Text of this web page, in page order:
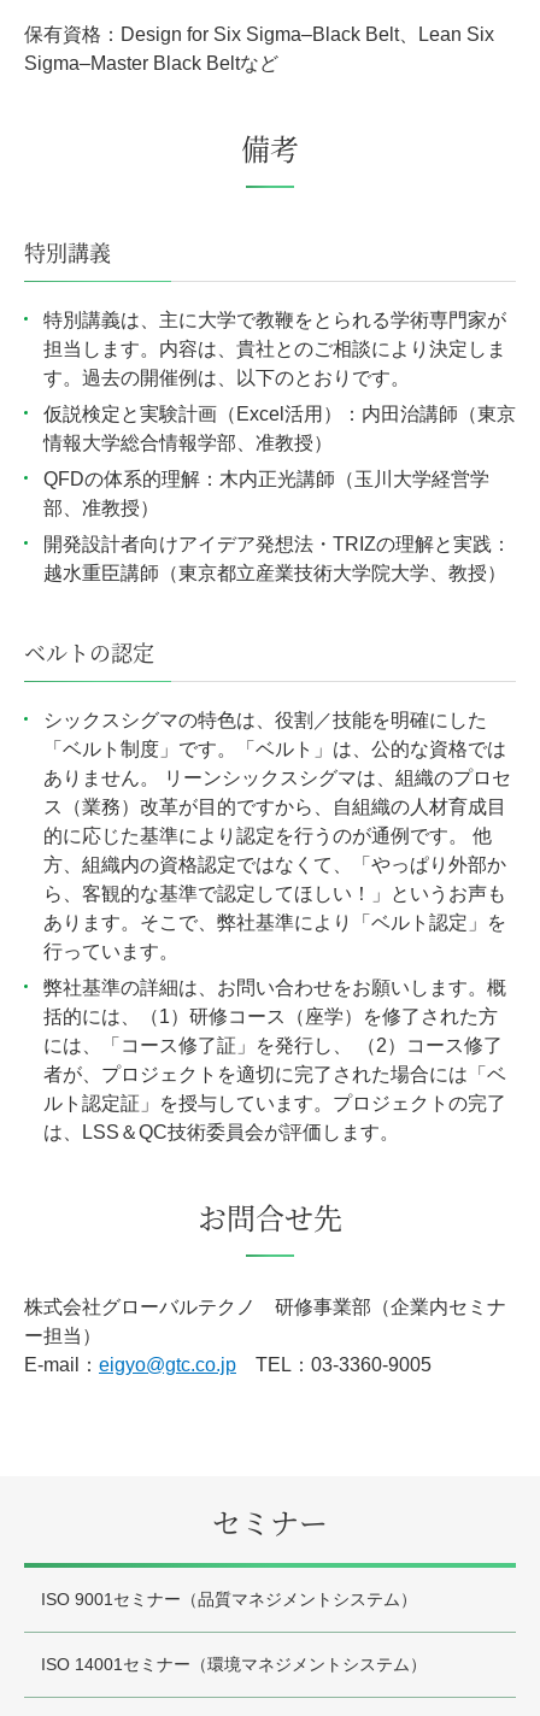
保有資格：Design for Six Sigma–Black Belt、Lean Six
Sigma–Master Black Beltなど
備考
特別講義
特別講義は、主に大学で教鞭をとられる学術専門家が
担当します。内容は、貴社とのご相談により決定しま
す。過去の開催例は、以下のとおりです。
仮説検定と実験計画（Excel活用）：内田治講師（東京
情報大学総合情報学部、准教授）
QFDの体系的理解：木内正光講師（玉川大学経営学
部、准教授）
開発設計者向けアイデア発想法・TRIZの理解と実践：
越水重臣講師（東京都立産業技術大学院大学、教授）
ベルトの認定
シックスシグマの特色は、役割／技能を明確にした
「ベルト制度」です。「ベルト」は、公的な資格では
ありません。 リーンシックスシグマは、組織のプロセ
ス（業務）改革が目的ですから、自組織の人材育成目
的に応じた基準により認定を行うのが通例です。 他
方、組織内の資格認定ではなくて、「やっぱり外部か
ら、客観的な基準で認定してほしい！」というお声も
あります。そこで、弊社基準により「ベルト認定」を
行っています。
弊社基準の詳細は、お問い合わせをお願いします。概
括的には、（1）研修コース（座学）を修了された方
には、「コース修了証」を発行し、 （2）コース修了
者が、プロジェクトを適切に完了された場合には「ベ
ルト認定証」を授与しています。プロジェクトの完了
は、LSS＆QC技術委員会が評価します。
お問合せ先
株式会社グローバルテクノ 研修事業部（企業内セミナ
ー担当）
E-mail： eigyo@gtc.co.jp TEL：03-3360-9005
セミナー
ISO 9001セミナー（品質マネジメントシステム）
ISO 14001セミナー（環境マネジメントシステム）